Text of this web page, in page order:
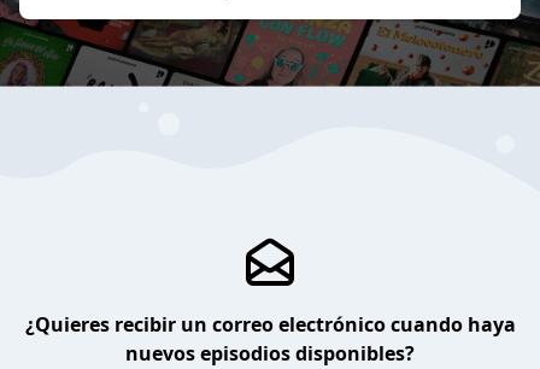
¿Quieres recibir un correo electrónico cuando haya
nuevos episodios disponibles?